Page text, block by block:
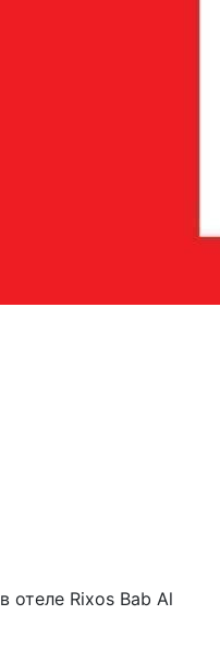
отеле Rixos Bab Al